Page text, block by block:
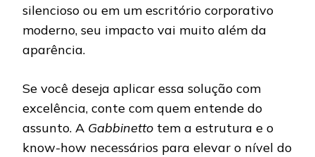
silencioso ou em um escritório corporativo
moderno, seu impacto vai muito além da
aparência.
Se você deseja aplicar essa solução com
excelência, conte com quem entende do
assunto. A Gabbinetto tem a estrutura e o
know-how necessários para elevar o nível do